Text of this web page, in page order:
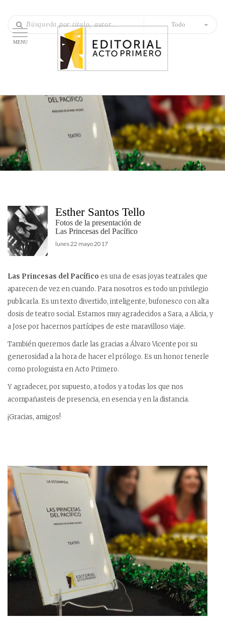
MENU
Todo
Esther Santos Tello
Fotos de la presentación de
Las Princesas del Pacífico
lunes 22 mayo 2017
Las Princesas del Pacífico es una de esas joyas teatrales que
aparecen de vez en cuando. Para nosotros es todo un privilegio
publicarla. Es un texto divertido, inteligente, bufonesco con alta
dosis de teatro social. Estamos muy agradecidos a Sara, a Alicia, y
a Jose por hacernos partícipes de este maravilloso viaje.
También queremos darle las gracias a Álvaro Vicente por su
generosidad a la hora de hacer el prólogo. Es un honor tenerle
como prologuista en Acto Primero.
Y agradecer, por supuesto, a todos y a todas los que nos
acompañasteis de presencia, en esencia y en la distancia.
¡Gracias, amigos!